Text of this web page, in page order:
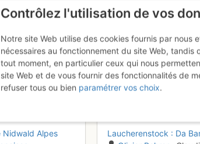
: Da
Nidwald Alpes
Laucherenstock : Da
Contrôlez l'utilisation de vos
Notre site Web utilise des cookies fournis par nous
nécessaires au fonctionnement du site Web,
tout moment, en particulier ceux qui nous
site Web et de vous fournir des fonctionnalités de
refuser tous ou bien paramétrer vos choix.